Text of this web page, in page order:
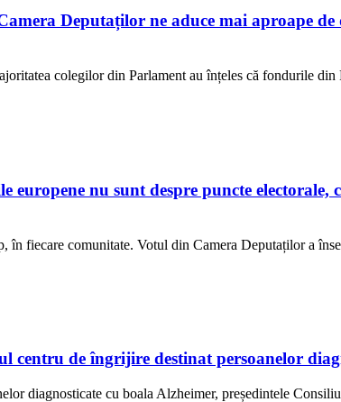
Deputaților ne aduce mai aproape
colegilor din Parlament au înțeles că fondurile din
nu sunt despre puncte electorale,
fiecare comunitate. Votul din Camera Deputaților a
de îngrijire destinat persoanelor
diagnosticate cu boala Alzheimer, președintele